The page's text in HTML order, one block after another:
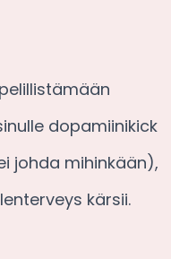
dopamiinikick
johda mihinkään),
kärsii.